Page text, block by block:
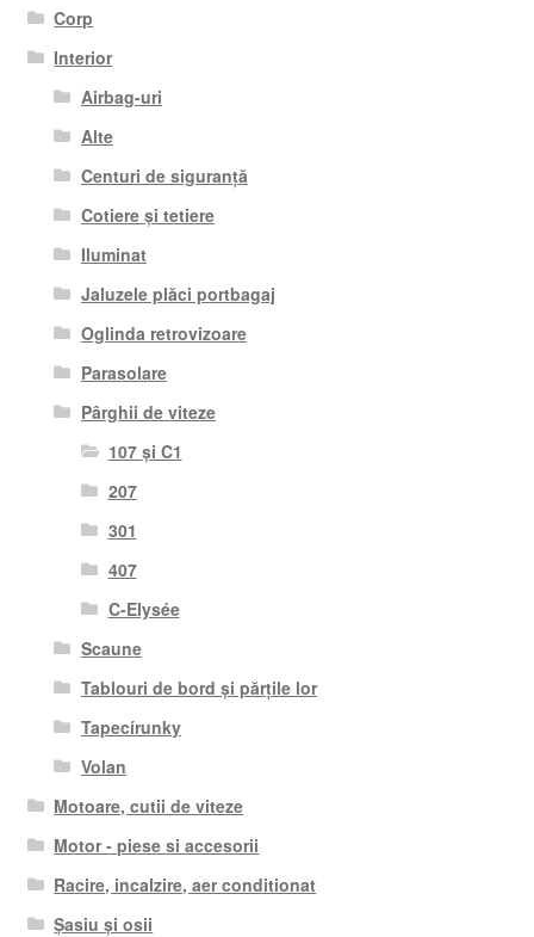
Corp
Interior
Airbag-uri
Alte
Centuri de siguranță
Cotiere și tetiere
Iluminat
Jaluzele plăci portbagaj
Oglinda retrovizoare
Parasolare
Pârghii de viteze
107 și C1
207
301
407
C-Elysée
Scaune
Tablouri de bord și părțile lor
Tapecírunky
Volan
Motoare, cutii de viteze
Motor - piese si accesorii
Racire, incalzire, aer conditionat
Șasiu și osii